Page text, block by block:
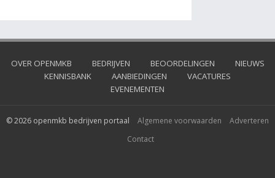
OVER OPENMKB BEDRIJVEN BEOORDELINGEN
NIEUWS
KENNISBANK
AANBIEDINGEN
VACATURES
EVENEMENTEN
© 2026 openmkb bedrijven portaal Algemene voorwaarden
Adverteren
Contact